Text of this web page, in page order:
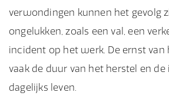
verwondingen kunnen het gevolg
ongelukken, zoals een val, een
incident op het werk. De ernst van
vaak de duur van het herstel en
dagelijks leven.